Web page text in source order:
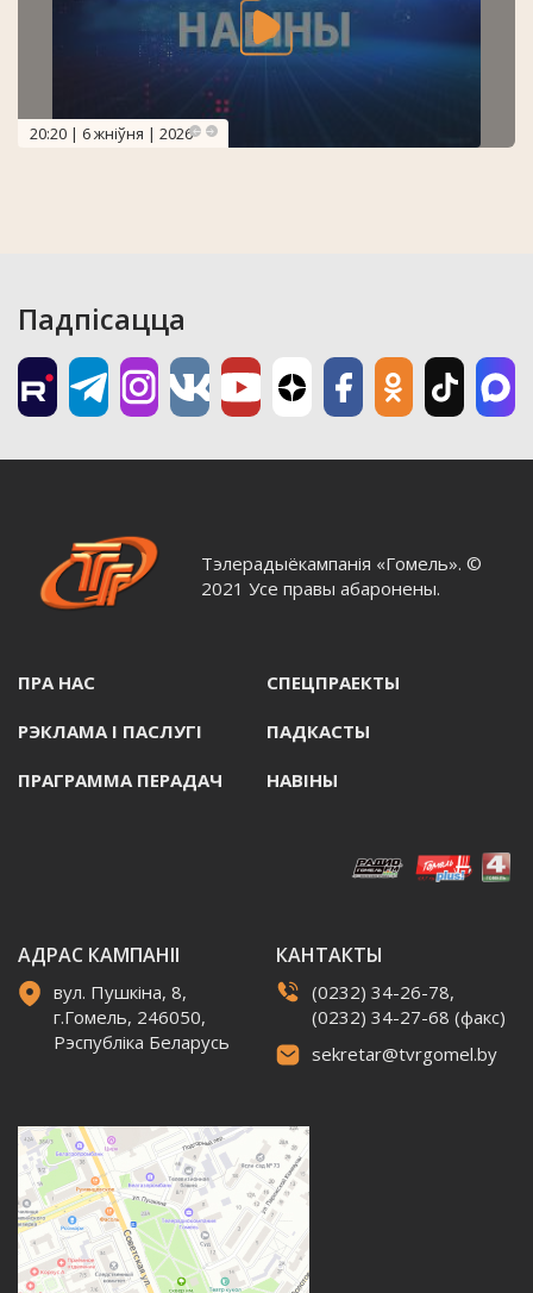
20:20 | 6 жніўня | 2026
Падпісацца
Тэлерадыёкампанія «Гомель». ©
2021 Усе правы абаронены.
ПРА НАС СПЕЦПРАЕКТЫ
РЭКЛАМА I ПАСЛУГI ПАДКАСТЫ
ПРАГРАММА ПЕРАДАЧ НАВIНЫ
АДРАС КАМПАНІІ
вул. Пушкіна, 8,
г.Гомель, 246050,
Рэспубліка Беларусь
КАНТАКТЫ
(0232) 34-26-78,
(0232) 34-27-68 (факс)
sekretar@tvrgomel.by